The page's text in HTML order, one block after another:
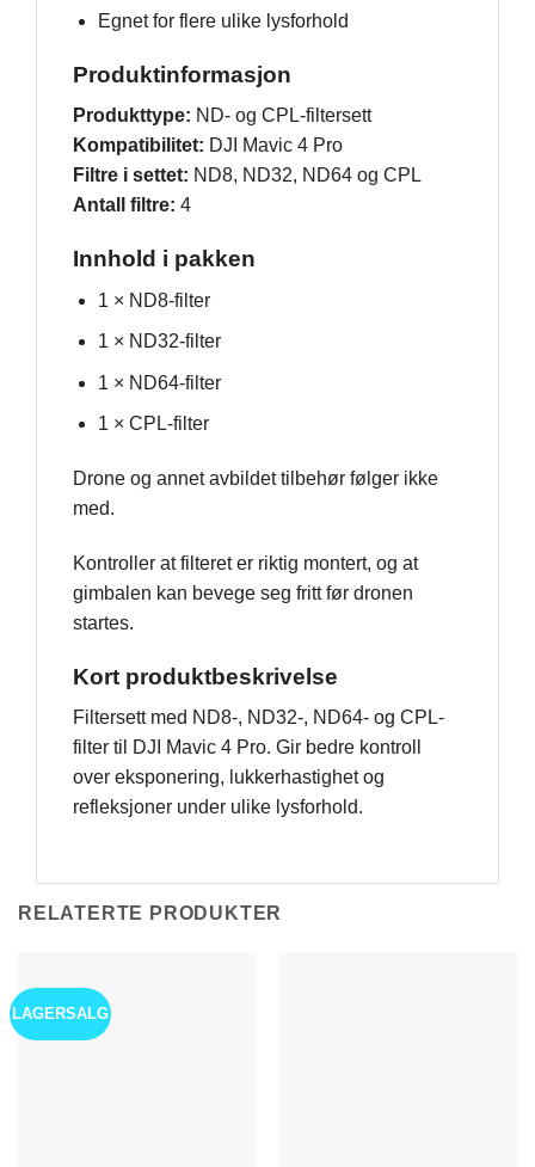
Egnet for flere ulike lysforhold
Produktinformasjon
Produkttype: ND- og CPL-filtersett
Kompatibilitet: DJI Mavic 4 Pro
Filtre i settet: ND8, ND32, ND64 og CPL
Antall filtre: 4
Innhold i pakken
1 × ND8-filter
1 × ND32-filter
1 × ND64-filter
1 × CPL-filter
Drone og annet avbildet tilbehør følger ikke
med.
Kontroller at filteret er riktig montert, og at
gimbalen kan bevege seg fritt før dronen
startes.
Kort produktbeskrivelse
Filtersett med ND8-, ND32-, ND64- og CPL-
filter til DJI Mavic 4 Pro. Gir bedre kontroll
over eksponering, lukkerhastighet og
refleksjoner under ulike lysforhold.
RELATERTE PRODUKTER
LAGERSALG